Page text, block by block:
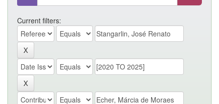
Current filters: